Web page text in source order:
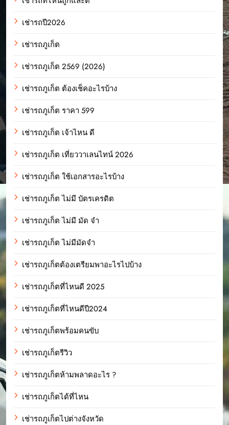
เช่ารถปี2026
เช่ารถภูเก็ต
เช่ารถภูเก็ต 2569 (2026)
เช่ารถภูเก็ต ต้องเช็คอะไรบ้าง
เช่ารถภูเก็ต ราคา 599
เช่ารถภูเก็ต เจ้าไหน ดี
เช่ารถภูเก็ต เที่ยววาเลนไทน์ 2026
เช่ารถภูเก็ต ใช้เอกสารอะไรบ้าง
เช่ารถภูเก็ต ไม่มี บัตรเครดิต
เช่ารถภูเก็ต ไม่มี มัด จํา
เช่ารถภูเก็ต ไม่มีมัดจำ
เช่ารถภูเก็ตต้องเตรียมพาอะไรไปบ้าง
เช่ารถภูเก็ตที่ไหนดี 2025
เช่ารถภูเก็ตที่ไหนดีปี2024
เช่ารถภูเก็ตพร้อมคนขับ
เช่ารถภูเก็ตรีวิว
เช่ารถภูเก็ตห้ามพลาดอะไร ?
เช่ารถภูเก็ตได้ที่ไหน
เช่ารถภูเก็ตไปต่างจังหวัด